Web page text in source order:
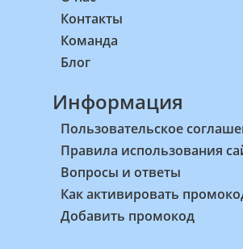
Контакты
Команда
Блог
Информация
Пользовательское
Правила использования
Вопросы и ответы
Как активировать
Добавить промокод